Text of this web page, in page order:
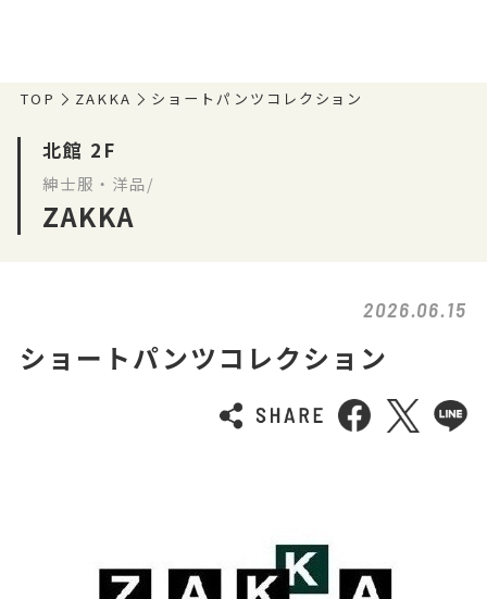
TOP ZAKKA ショートパンツコレクション
北館 2F
紳士服・洋品/
ZAKKA
2026.06.15
ショートパンツコレクション